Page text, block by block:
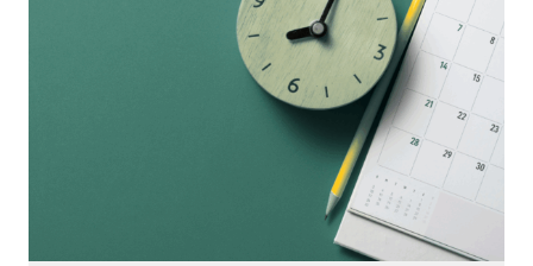
Ymatebion i
ymgynghoriadau